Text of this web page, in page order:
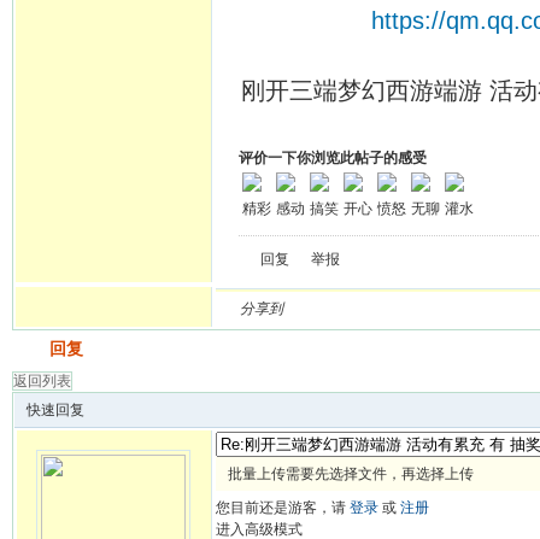
https://
刚开三端梦幻西游端游 活
评价一下你浏览此帖子的感受
精彩 感动 搞笑 开心 愤怒 无聊 灌水
回复 举报
分享到
回复
返回列表
快速回复
批量上传需要先选择文件，再选择上传
您目前还是游客，请 登录 或 注册
进入高级模式